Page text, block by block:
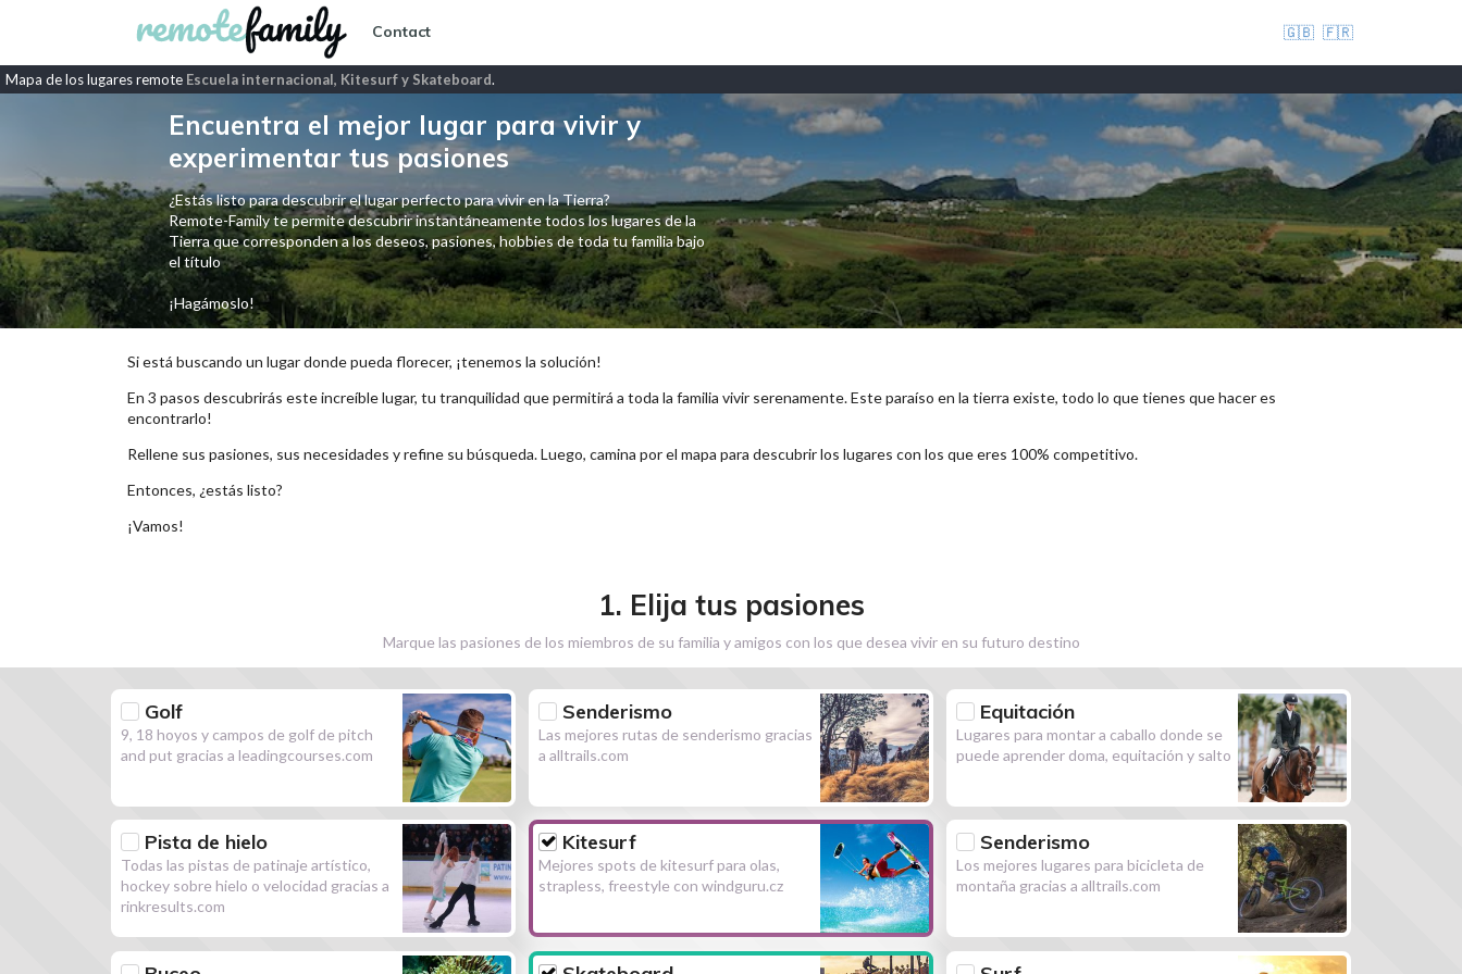
Contact 🇬🇧 🇫🇷
Mapa de los lugares remote Escuela internacional, Kitesurf y Skateboard.
Encuentra el mejor lugar para vivir y
experimentar tus pasiones
¿Estás listo para descubrir el lugar perfecto para vivir en la Tierra?
Remote-Family te permite descubrir instantáneamente todos los lugares de la
Tierra que corresponden a los deseos, pasiones, hobbies de toda tu familia bajo
el título
¡Hagámoslo!
Si está buscando un lugar donde pueda florecer, ¡tenemos la solución!
En 3 pasos descubrirás este increíble lugar, tu tranquilidad que permitirá a toda la familia vivir serenamente. Este paraíso en la tierra existe, todo lo que tienes que hacer es
encontrarlo!
Rellene sus pasiones, sus necesidades y refine su búsqueda. Luego, camina por el mapa para descubrir los lugares con los que eres 100% competitivo.
Entonces, ¿estás listo?
¡Vamos!
1. Elija tus pasiones
Marque las pasiones de los miembros de su familia y amigos con los que desea vivir en su futuro destino
Golf
9, 18 hoyos y campos de golf de pitch
and put gracias a leadingcourses.com
Senderismo
Las mejores rutas de senderismo gracias
a alltrails.com
Equitación
Lugares para montar a caballo donde se
puede aprender doma, equitación y salto
Pista de hielo
Todas las pistas de patinaje artístico,
hockey sobre hielo o velocidad gracias a
rinkresults.com
Kitesurf
Mejores spots de kitesurf para olas,
strapless, freestyle con windguru.cz
Senderismo
Los mejores lugares para bicicleta de
montaña gracias a alltrails.com